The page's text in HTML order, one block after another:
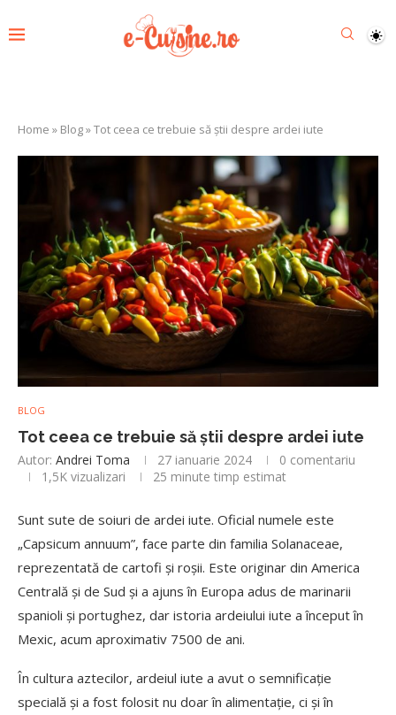
Home » Blog»Tot ceea ce trebuie să știi despre ardei iute
BLOG
Tot ceea ce trebuie să știi despre ardei iute
Autor: Andrei Toma 27 ianuarie 2024
0 comentariu
1,5K vizualizari 25 minute timp estimat
Sunt sute de soiuri de ardei iute. Oficial numele este
„Capsicum annuum”, face parte din familia Solanaceae,
reprezentată de cartofi și roșii. Este originar din America
Centrală și de Sud și a ajuns în Europa adus de marinarii
spanioli și portughez, dar istoria ardeiului iute a început în
Mexic, acum aproximativ 7500 de ani.
În cultura aztecilor, ardeiul iute a avut o semnificație
specială și a fost folosit nu doar în alimentație, ci și în